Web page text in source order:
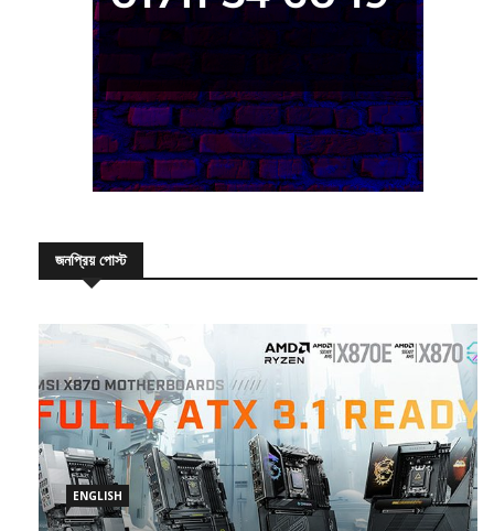
জনপ্রিয় পোস্ট
ENGLISH